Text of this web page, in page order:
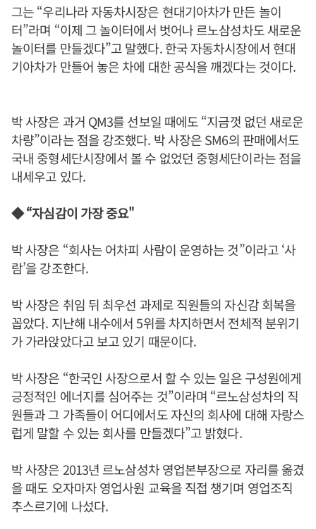
그는 “우리나라 자동차시장은 현대기아차가 만든 놀이
터”라며 “이제 그 놀이터에서 벗어나 르노삼성차도 새로운
놀이터를 만들겠다”고 말했다. 한국 자동차시장에서 현대
기아차가 만들어 놓은 차에 대한 공식을 깨겠다는 것이다.
박 사장은 과거 QM3를 선보일 때에도 “지금껏 없던 새로운
차량”이라는 점을 강조했다. 박 사장은 SM6의 판매에서도
국내 중형세단시장에서 볼 수 없었던 중형세단이라는 점을
내세우고 있다.
◆ “자심감이 가장 중요"
박 사장은 “회사는 어차피 사람이 운영하는 것”이라고 ‘사
람’을 강조한다.
박 사장은 취임 뒤 최우선 과제로 직원들의 자신감 회복을
꼽았다. 지난해 내수에서 5위를 차지하면서 전체적 분위기
가 가라앉았다고 보고 있기 때문이다.
박 사장은 “한국인 사장으로서 할 수 있는 일은 구성원에게
긍정적인 에너지를 심어주는 것”이라며 “르노삼성차의 직
원들과 그 가족들이 어디에서도 자신의 회사에 대해 자랑스
럽게 말할 수 있는 회사를 만들겠다”고 밝혔다.
박 사장은 2013년 르노삼성차 영업본부장으로 자리를 옮겼
을 때도 오자마자 영업사원 교육을 직접 챙기며 영업조직
추스르기에 나섰다.